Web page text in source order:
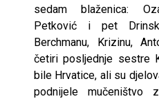
sedam blaženica:
Petković i pet
Berchmanu, Krizinu,
četiri posljednje sestre
bile Hrvatice, ali su
podnijele mučeništvo